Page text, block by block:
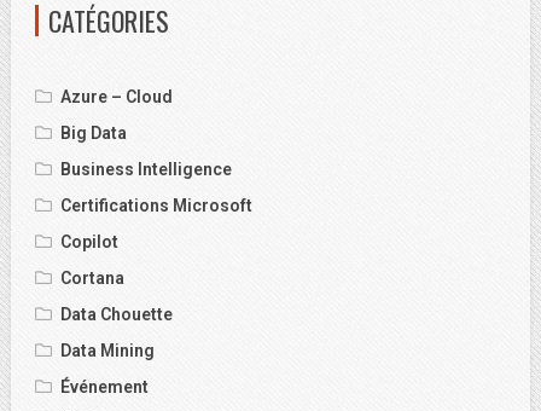
CATÉGORIES
Azure – Cloud
Big Data
Business Intelligence
Certifications Microsoft
Copilot
Cortana
Data Chouette
Data Mining
Événement